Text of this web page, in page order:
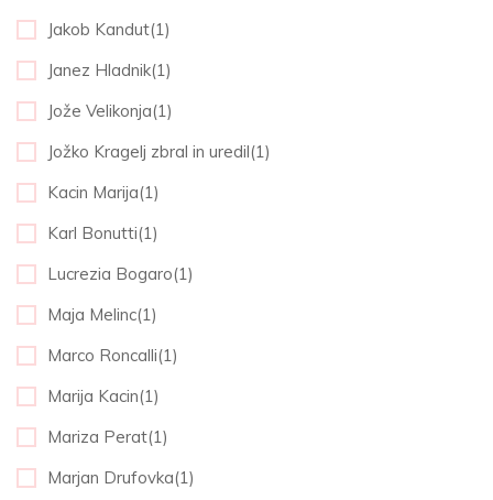
Jakob Kandut(1)
Janez Hladnik(1)
Jože Velikonja(1)
Jožko Kragelj zbral in uredil(1)
Kacin Marija(1)
Karl Bonutti(1)
Lucrezia Bogaro(1)
Maja Melinc(1)
Marco Roncalli(1)
Marija Kacin(1)
Mariza Perat(1)
Marjan Drufovka(1)